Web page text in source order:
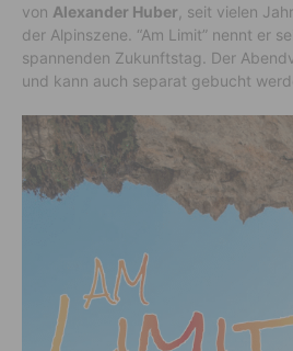
von Alexander Huber, seit vielen
der Alpinszene. “Am Limit” nennt er
spannenden Zukunftstag. Der
und kann auch separat gebucht